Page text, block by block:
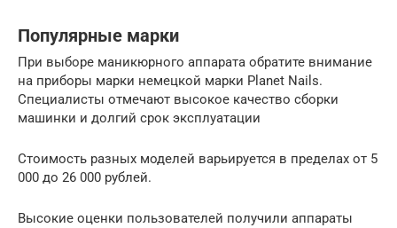
Популярные марки
При выборе маникюрного аппарата обратите внимание
на приборы марки немецкой марки Planet Nails.
Специалисты отмечают высокое качество сборки
машинки и долгий срок эксплуатации
Стоимость разных моделей варьируется в пределах от 5
000 до 26 000 рублей.
Высокие оценки пользователей получили аппараты